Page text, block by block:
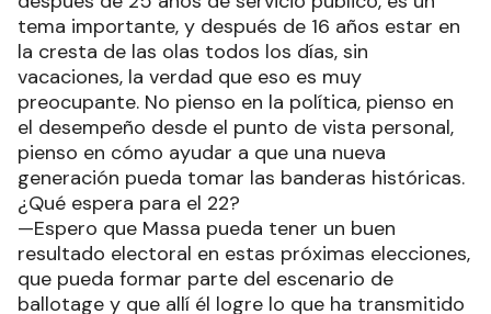
tema importante, y después de 16 años estar en
la cresta de las olas todos los días, sin
vacaciones, la verdad que eso es muy
preocupante. No pienso en la política, pienso en
el desempeño desde el punto de vista personal,
pienso en cómo ayudar a que una nueva
generación pueda tomar las banderas históricas.
¿Qué espera para el 22?
—Espero que Massa pueda tener un buen
resultado electoral en estas próximas elecciones,
que pueda formar parte del escenario de
ballotage y que allí él logre lo que ha transmitido